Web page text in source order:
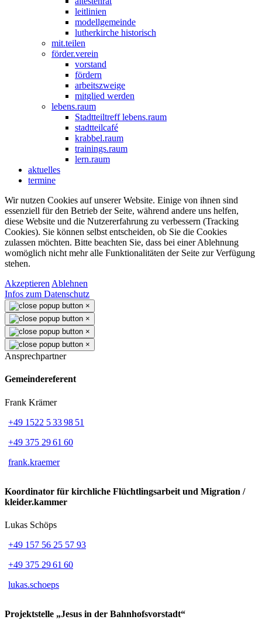
leitlinien
modellgemeinde
lutherkirche historisch
mit.teilen
förder.verein
vorstand
fördern
arbeitszweige
mitglied werden
lebens.raum
Stadtteiltreff lebens.raum
stadtteilcafé
krabbel.raum
trainings.raum
lern.raum
aktuelles
termine
Wir nutzen Cookies auf unserer Website. Einige von ihnen sind
essenziell für den Betrieb der Seite, während andere uns helfen,
diese Website und die Nutzererfahrung zu verbessern (Tracking
Cookies). Sie können selbst entscheiden, ob Sie die Cookies
zulassen möchten. Bitte beachten Sie, dass bei einer Ablehnung
womöglich nicht mehr alle Funktionalitäten der Seite zur Verfügung
stehen.
Akzeptieren Ablehnen
Infos zum Datenschutz
×
×
×
×
Ansprechpartner
Gemeindereferent
Frank Krämer
+49 1522 5 33 98 51
+49 375 29 61 60
frank.kraemer
Koordinator für kirchliche Flüchtlingsarbeit und Migration /
kleider.kammer
Lukas Schöps
+49 157 56 25 57 93
+49 375 29 61 60
lukas.schoeps
Projektstelle „Jesus in der Bahnhofsvorstadt“